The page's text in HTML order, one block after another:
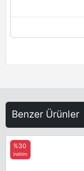
Benzer Ürünler
%30
indirim